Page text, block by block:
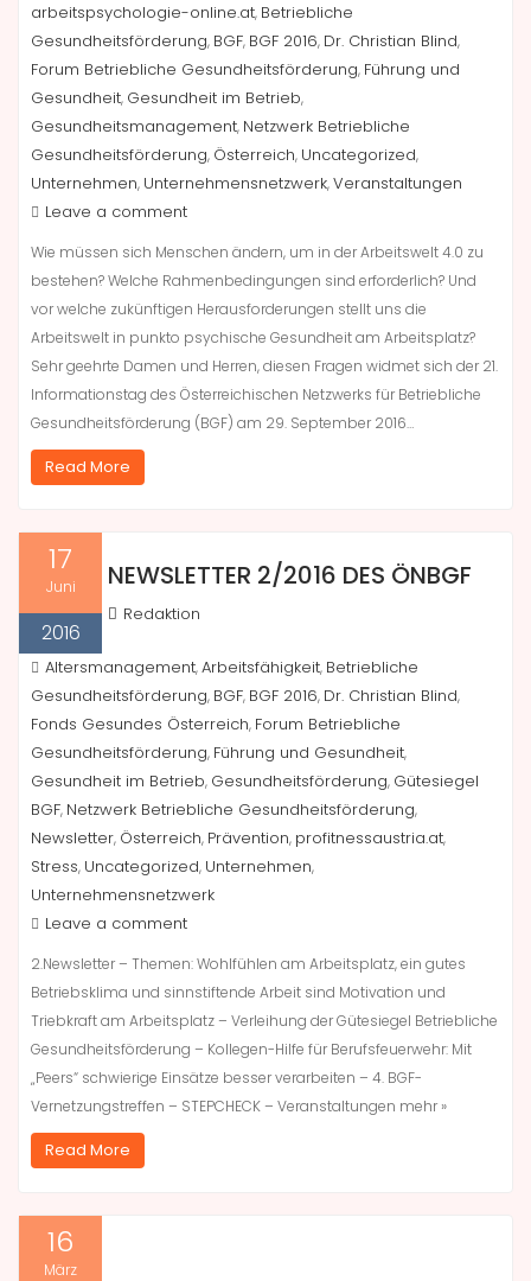
arbeitspsychologie-online.at, Betriebliche
Gesundheitsförderung, BGF, BGF 2016, Dr. Christian Blind,
Forum Betriebliche Gesundheitsförderung, Führung und
Gesundheit, Gesundheit im Betrieb,
Gesundheitsmanagement, Netzwerk Betriebliche
Gesundheitsförderung, Österreich, Uncategorized,
Unternehmen, Unternehmensnetzwerk,Veranstaltungen
Leave a comment
Wie müssen sich Menschen ändern, um in der Arbeitswelt 4.0 zu
bestehen? Welche Rahmenbedingungen sind erforderlich? Und
vor welche zukünftigen Herausforderungen stellt uns die
Arbeitswelt in punkto psychische Gesundheit am Arbeitsplatz?
Sehr geehrte Damen und Herren, diesen Fragen widmet sich der 21.
Informationstag des Österreichischen Netzwerks für Betriebliche
Gesundheitsförderung (BGF) am 29. September 2016…
Read More
17
Juni
2016
NEWSLETTER 2/2016 DES ÖNBGF
Redaktion
Altersmanagement,Arbeitsfähigkeit, Betriebliche
Gesundheitsförderung, BGF, BGF 2016, Dr. Christian Blind,
Fonds Gesundes Österreich, Forum Betriebliche
Gesundheitsförderung, Führung und Gesundheit,
Gesundheit im Betrieb, Gesundheitsförderung, Gütesiegel
BGF, Netzwerk Betriebliche Gesundheitsförderung,
Newsletter, Österreich, Prävention, profitnessaustria.at,
Stress, Uncategorized, Unternehmen,
Unternehmensnetzwerk
Leave a comment
2.Newsletter – Themen: Wohlfühlen am Arbeitsplatz, ein gutes
Betriebsklima und sinnstiftende Arbeit sind Motivation und
Triebkraft am Arbeitsplatz – Verleihung der Gütesiegel Betriebliche
Gesundheitsförderung – Kollegen-Hilfe für Berufsfeuerwehr: Mit
„Peers“ schwierige Einsätze besser verarbeiten – 4. BGF-
Vernetzungstreffen – STEPCHECK – Veranstaltungen mehr »
Read More
16
März